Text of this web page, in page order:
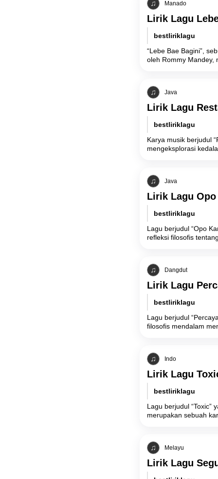
Manado
Lirik Lagu
bestliriklagu
“Lebe Bae Bagini”,
oleh Rommy Mandey,
Java
Lirik Lagu
bestliriklagu
Karya musik berjudul
mengeksplorasi
Java
Lirik Lagu
bestliriklagu
Lagu berjudul “Opo
refleksi filosofis
Dangdut
Lirik Lagu
bestliriklagu
Lagu berjudul
filosofis mendalam
Indo
Lirik Lagu
bestliriklagu
Lagu berjudul “Toxic”
merupakan sebuah
Melayu
Lirik Lagu